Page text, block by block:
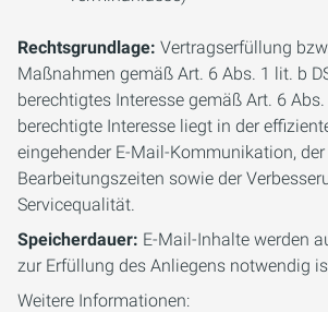
Rechtsgrundlage: Vertragserfüllung
Maßnahmen gemäß Art. 6 Abs. 1 lit. b
berechtigtes Interesse gemäß Art. 6 Abs.
berechtigte Interesse liegt in der
eingehender E-Mail-Kommunikation,
Bearbeitungszeiten sowie der
Servicequalität.
Speicherdauer: E-Mail-Inhalte werden
zur Erfüllung des Anliegens notwendig
Weitere Informationen: